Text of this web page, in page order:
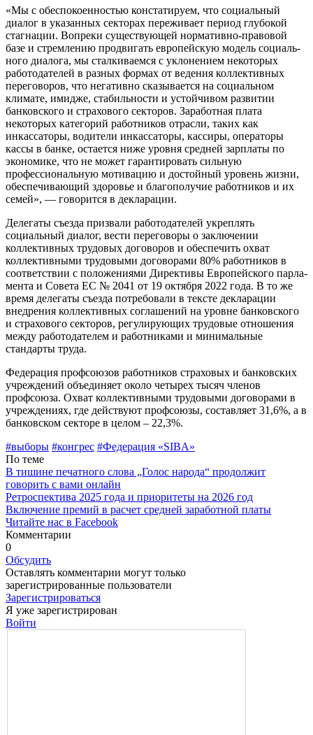
«Мы с обеспокоенностью констатируем, что социальный
диалог в указан­ных секторах переживает период глубо­кой
стагнации. Вопреки существующей нормативно-правовой
базе и стремлению продвигать европейскую модель социаль­
ного диалога, мы сталкиваемся с уклоне­нием некоторых
работодателей в разных формах от ведения коллективных
пере­говоров, что негативно сказывается на социальном
климате, имидже, стабиль­ности и устойчивом развитии
банковского и страхового секторов. Заработная плата
некоторых категорий работников отрасли, таких как
инкассаторы, водители инкасса­торы, кассиры, операторы
кассы в банке, остается ниже уровня средней зарплаты по
экономике, что не может гарантировать сильную
профессиональную мотивацию и достойный уровень жизни,
обеспе­чивающий здоровье и благополучие работ­ников и их
семей», — говорится в деклара­ции.
Делегаты съезда призвали работодате­лей укреплять
социальный диалог, вести переговоры о заключении
коллективных трудовых договоров и обеспечить охват
коллективными трудовыми договорами 80% работников в
соответствии с положениями Директивы Европейского парла­
мента и Совета ЕС № 2041 от 19 октября 2022 года. В то же
время делегаты съезда потребовали в тексте декларации
внедре­ния коллективных соглашений на уровне банковского
и страхового секторов, регули­рующих трудовые отношения
между рабо­тодателем и работниками и минимальные
стандарты труда.
Федерация профсоюзов работников страховых и банковских
учреждений объединяет около четырех тысяч членов
профсоюза. Охват коллективными трудовыми договорами в
учреждениях, где действуют профсоюзы, составляет 31,6%, а в
банковском секторе в целом – 22,3%.
#выборы #конгрес #Федерация «SIBA»
По теме
В тишине печатного слова „Голос народа“ продолжит
говорить с вами онлайн
Ретроспектива 2025 года и приоритеты на 2026 год
Включение премий в расчет средней заработной платы
Читайте нас в Facebook
Комментарии
0
Обсудить
Оставлять комментарии могут только
зарегистрированные пользователи
Зарегистрироваться
Я уже зарегистрирован
Войти